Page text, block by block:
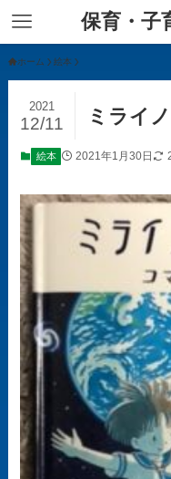
保育・子
ホーム 絵本
ミライ
2021
12/11
絵本 2021年1月30日